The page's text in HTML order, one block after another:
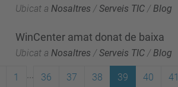
Ubicat a Nosaltres /Serveis TIC / Blog
WinCenter amat donat de baixa
Ubicat a Nosaltres /Serveis TIC /Blog
1 36 37 38 39 40 41